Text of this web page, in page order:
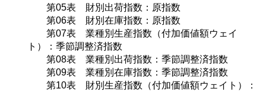
第05表 財別出荷指数：原指数
第06表 財別在庫指数：原指数
第07表 業種別生産指数（付加価値額ウェイ
ト）：季節調整済指数
第08表 業種別出荷指数：季節調整済指数
第09表 業種別在庫指数：季節調整済指数
第10表 財別生産指数（付加価値額ウェイト）：